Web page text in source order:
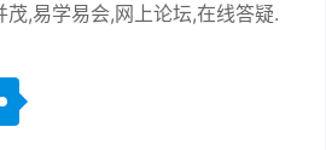
茂,易学易会,网上论坛,在线答疑.